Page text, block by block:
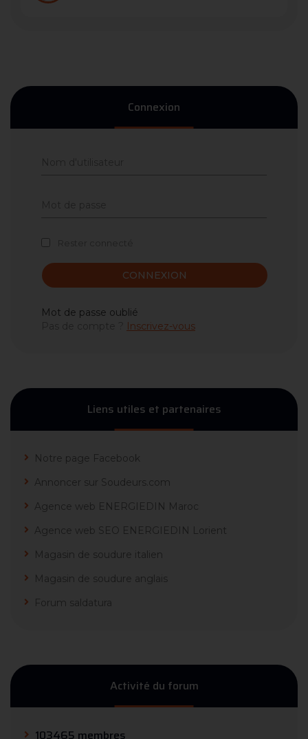
Connexion
CONNEXION
Mot de passe oublié
Inscrivez-vous
Liens utiles et partenaires
Notre page Facebook
Annoncer sur Soudeurs.com
Agence web ENERGIEDIN Maroc
Agence web SEO ENERGIEDIN Lorient
Magasin de soudure italien
Magasin de soudure anglais
Forum saldatura
Activité du forum
103465 membres